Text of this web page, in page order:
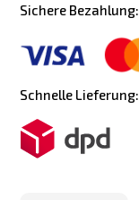
Sichere Bezahlung:
Schnelle Lieferung: